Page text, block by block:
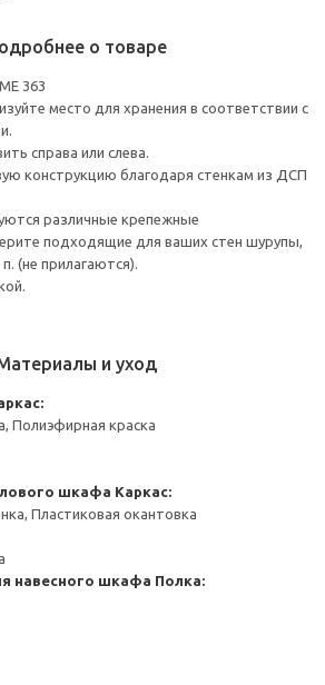
о товаре
363
место для хранения в соответствии с
справа или слева.
конструкцию благодаря стенкам из ДСП
различные крепежные
подходящие для ваших стен шурупы,
(не прилагаются).
и уход
Полиэфирная краска
шкафа Каркас:
Пластиковая окантовка
навесного шкафа Полка: